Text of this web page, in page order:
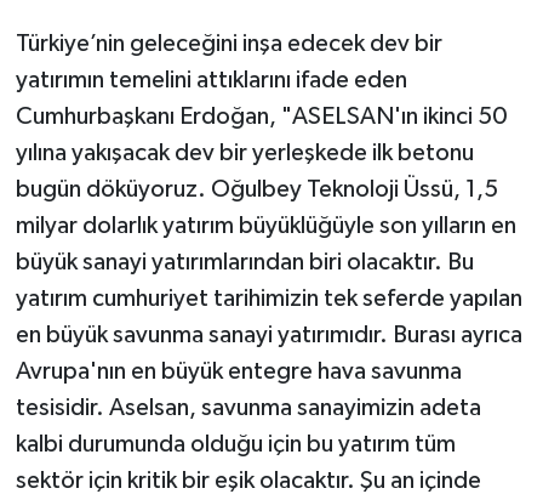
Türkiye’nin geleceğini inşa edecek dev bir
yatırımın temelini attıklarını ifade eden
Cumhurbaşkanı Erdoğan, "ASELSAN'ın ikinci 50
yılına yakışacak dev bir yerleşkede ilk betonu
bugün döküyoruz. Oğulbey Teknoloji Üssü, 1,5
milyar dolarlık yatırım büyüklüğüyle son yılların en
büyük sanayi yatırımlarından biri olacaktır. Bu
yatırım cumhuriyet tarihimizin tek seferde yapılan
en büyük savunma sanayi yatırımıdır. Burası ayrıca
Avrupa'nın en büyük entegre hava savunma
tesisidir. Aselsan, savunma sanayimizin adeta
kalbi durumunda olduğu için bu yatırım tüm
sektör için kritik bir eşik olacaktır. Şu an içinde